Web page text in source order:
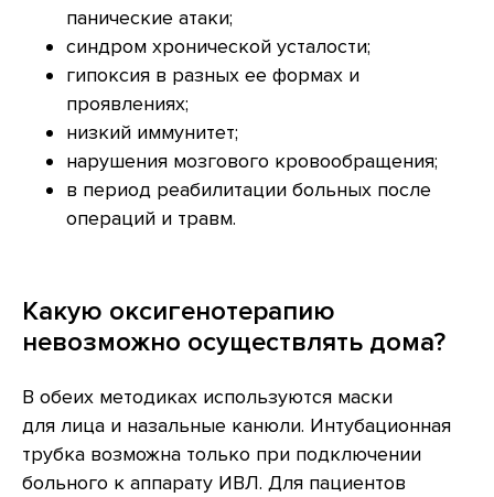
панические атаки;
синдром хронической усталости;
гипоксия в разных ее формах и
проявлениях;
низкий иммунитет;
нарушения мозгового кровообращения;
в период реабилитации больных после
операций и травм.
Какую оксигенотерапию
невозможно осуществлять дома?
В обеих методиках используются маски
для лица и назальные канюли. Интубационная
трубка возможна только при подключении
больного к аппарату ИВЛ. Для пациентов
г. Москва, ул. Средняя
info@o203.ru